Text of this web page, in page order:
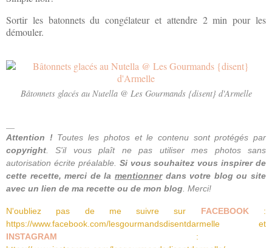
Sortir les batonnets du congélateur et attendre 2 min pour les
démouler.
Bâtonnets glacés au Nutella @ Les Gourmands {disent} d'Armelle
Attention ! Toutes les photos et le contenu sont protégés par
copyright . S'il vous plaît ne pas utiliser mes photos
sans
autorisation écrite préalable. Si vous souhaitez vous inspirer de
cette recette, merci de lamentionnerdans votre blog ou site
avec un lien de ma recette ou de mon blog . Merci!
N'oubliez pas de me suivre sur FACEBOOK
:
https://www.facebook.com/lesgourmandsdisentdarmelle et
INSTAGRAM
: